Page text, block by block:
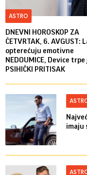
ASTRO
DNEVNI HOROSKOP ZA
ČETVRTAK, 6. AVGUST:
opterećuju emotivne
NEDOUMICE, Device
PSIHIČKI PRITISAK
imaju